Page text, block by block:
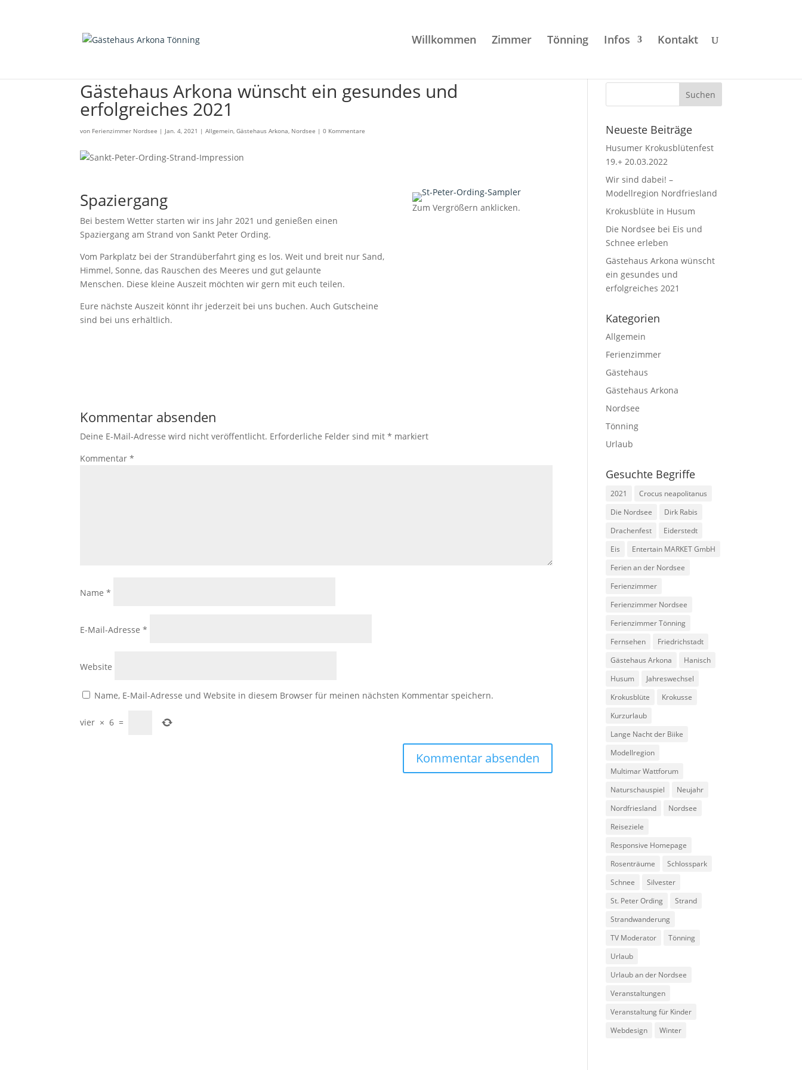
Willkommen Zimmer Tönning Infos Kontakt
Gästehaus Arkona wünscht ein gesundes und
erfolgreiches 2021
von Ferienzimmer Nordsee | Jan. 4, 2021 |Allgemein,Gästehaus Arkona, Nordsee |0 Kommentare
Spaziergang
Bei bestem Wetter starten wir ins Jahr 2021 und genießen einen
Spaziergang am Strand von Sankt Peter Ording.
Vom Parkplatz bei der Strandüberfahrt ging es los. Weit und breit nur Sand,
Himmel, Sonne, das Rauschen des Meeres und gut gelaunte
Menschen. Diese kleine Auszeit möchten wir gern mit euch teilen.
Eure nächste Auszeit könnt ihr jederzeit bei uns buchen. Auch Gutscheine
sind bei uns erhältlich.
Zum Vergrößern anklicken.
Kommentar absenden
Deine E-Mail-Adresse wird nicht veröffentlicht. Erforderliche Felder sind mit* markiert
Kommentar*
Name*
E-Mail-Adresse*
Website
Name, E-Mail-Adresse und Website in diesem Browser für meinen nächsten Kommentar speichern.
vier × 6 =
Neueste Beiträge
Husumer Krokusblütenfest
19.+ 20.03.2022
Wir sind dabei! –
Modellregion Nordfriesland
Krokusblüte in Husum
Die Nordsee bei Eis und
Schnee erleben
Gästehaus Arkona wünscht
ein gesundes und
erfolgreiches 2021
Kategorien
Allgemein
Ferienzimmer
Gästehaus
Gästehaus Arkona
Nordsee
Tönning
Urlaub
Gesuchte Begriffe
2021
Crocus neapolitanus
Die Nordsee
Dirk Rabis
Drachenfest
Eiderstedt
Eis
Entertain MARKET GmbH
Ferien an der Nordsee
Ferienzimmer
Ferienzimmer Nordsee
Ferienzimmer Tönning
Fernsehen
Friedrichstadt
Gästehaus Arkona
Hanisch
Husum
Jahreswechsel
Krokusblüte
Krokusse
Kurzurlaub
Lange Nacht der Biike
Modellregion
Multimar Wattforum
Naturschauspiel
Neujahr
Nordfriesland
Nordsee
Reiseziele
Responsive Homepage
Rosenträume
Schlosspark
Schnee
Silvester
St. Peter Ording
Strand
Strandwanderung
TV Moderator
Tönning
Urlaub
Urlaub an der Nordsee
Veranstaltungen
Veranstaltung für Kinder
Webdesign
Winter